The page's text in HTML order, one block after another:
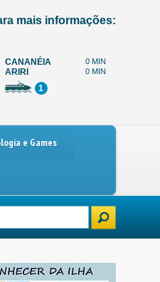
mais informações:
CANANÉIA 0 MIN
ARIRI 0 MIN
1
e Games
dos caminhoneiros marcada para 4